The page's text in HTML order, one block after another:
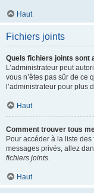
Haut
Fichiers joints
Quels fichiers joints sont
L’administrateur peut
vous n’êtes pas sûr de ce
l’administrateur pour plus
Haut
Comment trouver tous
Pour accéder à la liste
messages privés, allez
fichiers joints.
Haut